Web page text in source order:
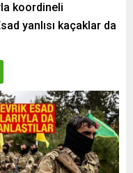
koordineli
yanlısı kaçaklar da